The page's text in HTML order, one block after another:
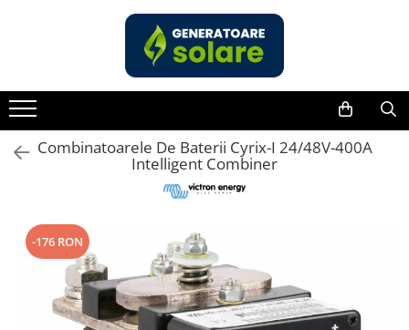
Acasa
Statii de Alimentare Portabile
Cauta dupa capacitate
Intre 2000-3000W
Peste 3000W
Cauta dupa marca
Bluetti
EcoFlow
Combinatoarele De Baterii Cyrix-I 24/48V-400A
Intelligent Combiner
-176 RON